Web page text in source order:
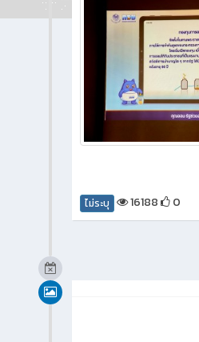
ไม่ระบุ 16188 0